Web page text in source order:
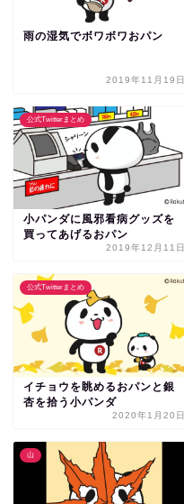
雨の湿気でボワボワおパン
2019年11月19日
公式Twitterまとめ
小パンダに風邪看病グッズを
買ってあげるおパン
2019年12月11日
公式Twitterまとめ
イチョウを眺めるおパンと銀
杏を拾う小パンダ
2020年1月20日
山